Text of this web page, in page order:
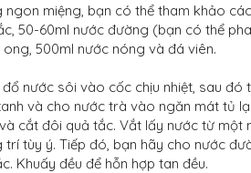
miệng, bạn có thể tham khảo
50-60ml nước đường (bạn có thể
500ml nước nóng và đá viên.
nước sôi vào cốc chịu nhiệt, sau
và cho nước trà vào ngăn mát tủ
cắt đôi quả tắc. Vắt lấy nước từ
tùy ý. Tiếp đó, bạn hãy cho nước
Khuấy đều để hỗn hợp tan đều.